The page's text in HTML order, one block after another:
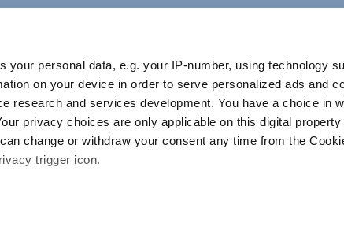
your personal data, e.g. your IP-number, using technology
on your device in order to serve personalized ads and
research and services development. You have a choice in
privacy choices are only applicable on this digital property
change or withdraw your consent any time from the
trigger icon.
19